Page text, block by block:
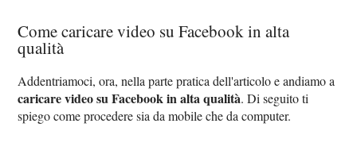
Come caricare video su Facebook in alta
qualità
Addentriamoci, ora, nella parte pratica dell'articolo e andiamo a
caricare video su Facebook in alta qualità. Di seguito ti
spiego come procedere sia da mobile che da computer.